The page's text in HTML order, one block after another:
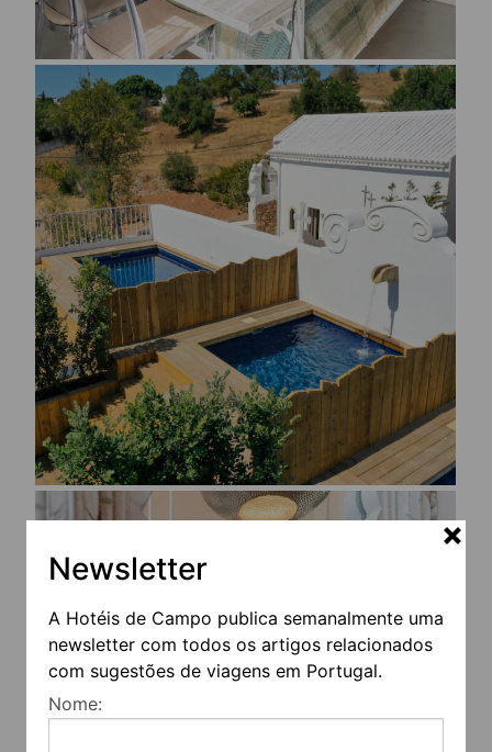
Newsletter
A Hotéis de Campo publica semanalmente uma
newsletter com todos os artigos relacionados
com sugestões de viagens em Portugal.
Nome: